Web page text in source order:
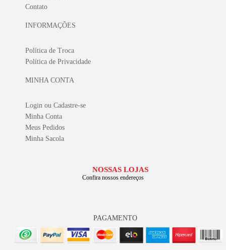
Contato
INFORMAÇÕES
Política de Troca
Política de Privacidade
MINHA CONTA
Login ou Cadastre-se
Minha Conta
Meus Pedidos
Minha Sacola
NOSSAS LOJAS
Confira nossos endereços
PAGAMENTO